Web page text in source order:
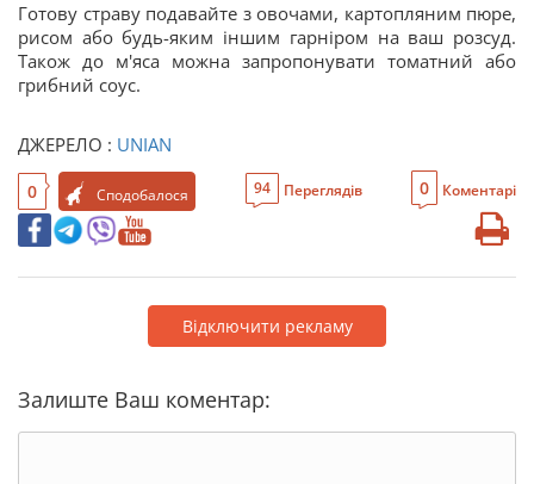
Готову страву подавайте з овочами, картопляним пюре,
рисом або будь-яким іншим гарніром на ваш розсуд.
Також до м'яса можна запропонувати томатний або
грибний соус.
ДЖЕРЕЛО : UNIAN
0 Сподобалося 94 Переглядів 0 Коментарі
Відключити рекламу
Залиште Ваш коментар: